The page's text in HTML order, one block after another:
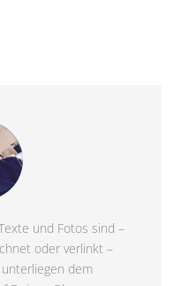
und Fotos sind –
oder verlinkt –
dem